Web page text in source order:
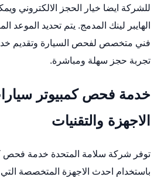
للشركة ايضا خيار الحجز الالكتروني
الهايبر لينك المدمج. يتم تحديد
فني متخصص لفحص السيارة وتقديم
تجربة حجز سهلة ومباشرة.
خدمة فحص كمبيوتر
الاجهزة والتقنيات
توفر شركة سلامة المتحدة خدمة فحص
باستخدام احدث الاجهزة المتخصصة